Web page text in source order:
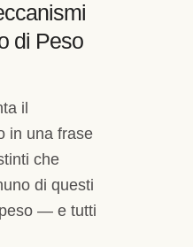
di Peso
il
in una frase
che
di questi
— e tutti